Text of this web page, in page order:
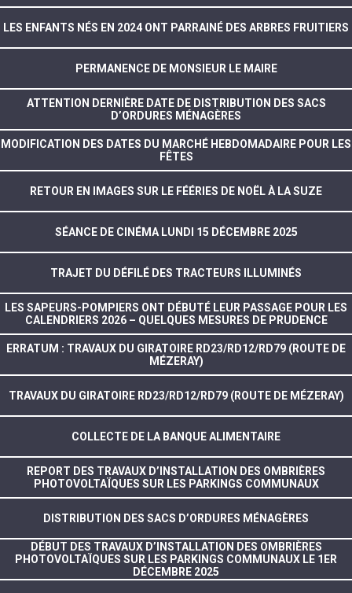
LES ENFANTS NÉS EN 2024 ONT PARRAINÉ DES ARBRES FRUITIERS
PERMANENCE DE MONSIEUR LE MAIRE
ATTENTION DERNIÈRE DATE DE DISTRIBUTION DES SACS
D’ORDURES MÉNAGÈRES
MODIFICATION DES DATES DU MARCHÉ HEBDOMADAIRE POUR LES
FÊTES
RETOUR EN IMAGES SUR LE FÉÉRIES DE NOËL À LA SUZE
SÉANCE DE CINÉMA LUNDI 15 DÉCEMBRE 2025
TRAJET DU DÉFILÉ DES TRACTEURS ILLUMINÉS
LES SAPEURS-POMPIERS ONT DÉBUTÉ LEUR PASSAGE POUR LES
CALENDRIERS 2026 – QUELQUES MESURES DE PRUDENCE
ERRATUM : TRAVAUX DU GIRATOIRE RD23/RD12/RD79 (ROUTE DE
MÉZERAY)
TRAVAUX DU GIRATOIRE RD23/RD12/RD79 (ROUTE DE MÉZERAY)
COLLECTE DE LA BANQUE ALIMENTAIRE
REPORT DES TRAVAUX D’INSTALLATION DES OMBRIÈRES
PHOTOVOLTAÏQUES SUR LES PARKINGS COMMUNAUX
DISTRIBUTION DES SACS D’ORDURES MÉNAGÈRES
DÉBUT DES TRAVAUX D’INSTALLATION DES OMBRIÈRES
PHOTOVOLTAÏQUES SUR LES PARKINGS COMMUNAUX LE 1ER
DÉCEMBRE 2025